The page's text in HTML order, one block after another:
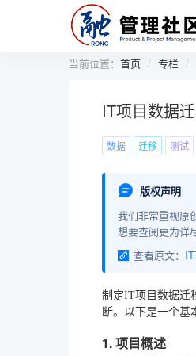
当前位置： 首页 专栏
IT项目数据
数据 迁移 测试
版权声明
我们非常重视原
想要查阅更为详
查看原文：
制定IT项目数据迁
断。以下是一个基
1. 项目概述